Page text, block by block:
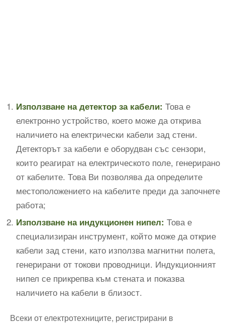
Използване на детектор за кабели: Това е
електронно устройство, което може да открива
наличието на електрически кабели зад стени.
Детекторът за кабели е оборудван със сензори,
които реагират на електрическото поле, генерирано
от кабелите. Това Ви позволява да определите
местоположението на кабелите преди да започнете
работа;
Използване на индукционен нипел: Това е
специализиран инструмент, който може да открие
кабели зад стени, като използва магнитни полета,
генерирани от токови проводници. Индукционният
нипел се прикрепва към стената и показва
наличието на кабели в близост.
Всеки от електротехниците, регистрирани в